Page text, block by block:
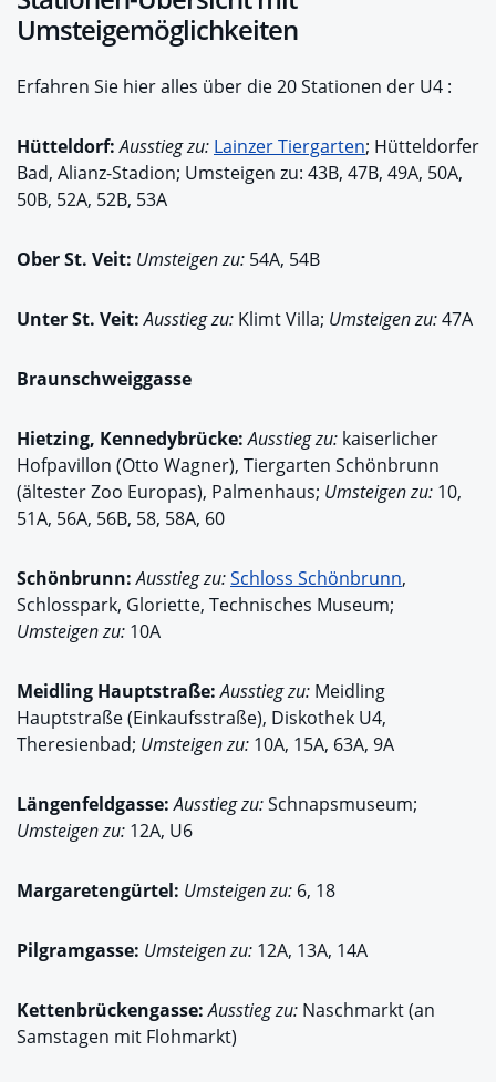
Umsteigemöglichkeiten
Erfahren Sie hier alles über die 20 Stationen der U4 :
Hütteldorf:Ausstieg zu: Lainzer Tiergarten; Hütteldorfer
Bad, Alianz-Stadion; Umsteigen zu: 43B, 47B, 49A, 50A,
50B, 52A, 52B, 53A
Ober St. Veit: Umsteigen zu: 54A, 54B
Unter St. Veit: Ausstieg zu: Klimt Villa; Umsteigen zu:47A
Braunschweiggasse
Hietzing, Kennedybrücke:Ausstieg zu: kaiserlicher
Hofpavillon (Otto Wagner), Tiergarten Schönbrunn
(ältester Zoo Europas), Palmenhaus; Umsteigen zu: 10,
51A, 56A, 56B, 58, 58A, 60
Schönbrunn:Ausstieg zu:Schloss Schönbrunn,
Schlosspark, Gloriette, Technisches Museum;
Umsteigen zu: 10A
Meidling Hauptstraße: Ausstieg zu: Meidling
Hauptstraße (Einkaufsstraße), Diskothek U4,
Theresienbad; Umsteigen zu: 10A, 15A, 63A, 9A
Längenfeldgasse:Ausstieg zu:Schnapsmuseum;
Umsteigen zu: 12A, U6
Margaretengürtel: Umsteigen zu: 6, 18
Pilgramgasse: Umsteigen zu: 12A, 13A, 14A
Kettenbrückengasse: Ausstieg zu: Naschmarkt (an
Samstagen mit Flohmarkt)